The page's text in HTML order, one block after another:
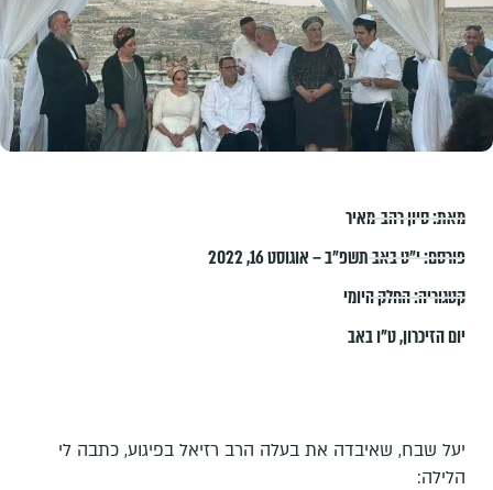
מאת:סיון רהב-מאיר
פורסם:י״ט באב תשפ״ב – אוגוסט 16, 2022
קטגוריה:החלק היומי
יום הזיכרון,ט"ו באב
יעל שבח, שאיבדה את בעלה הרב רזיאל בפיגוע, כתבה לי
הלילה: